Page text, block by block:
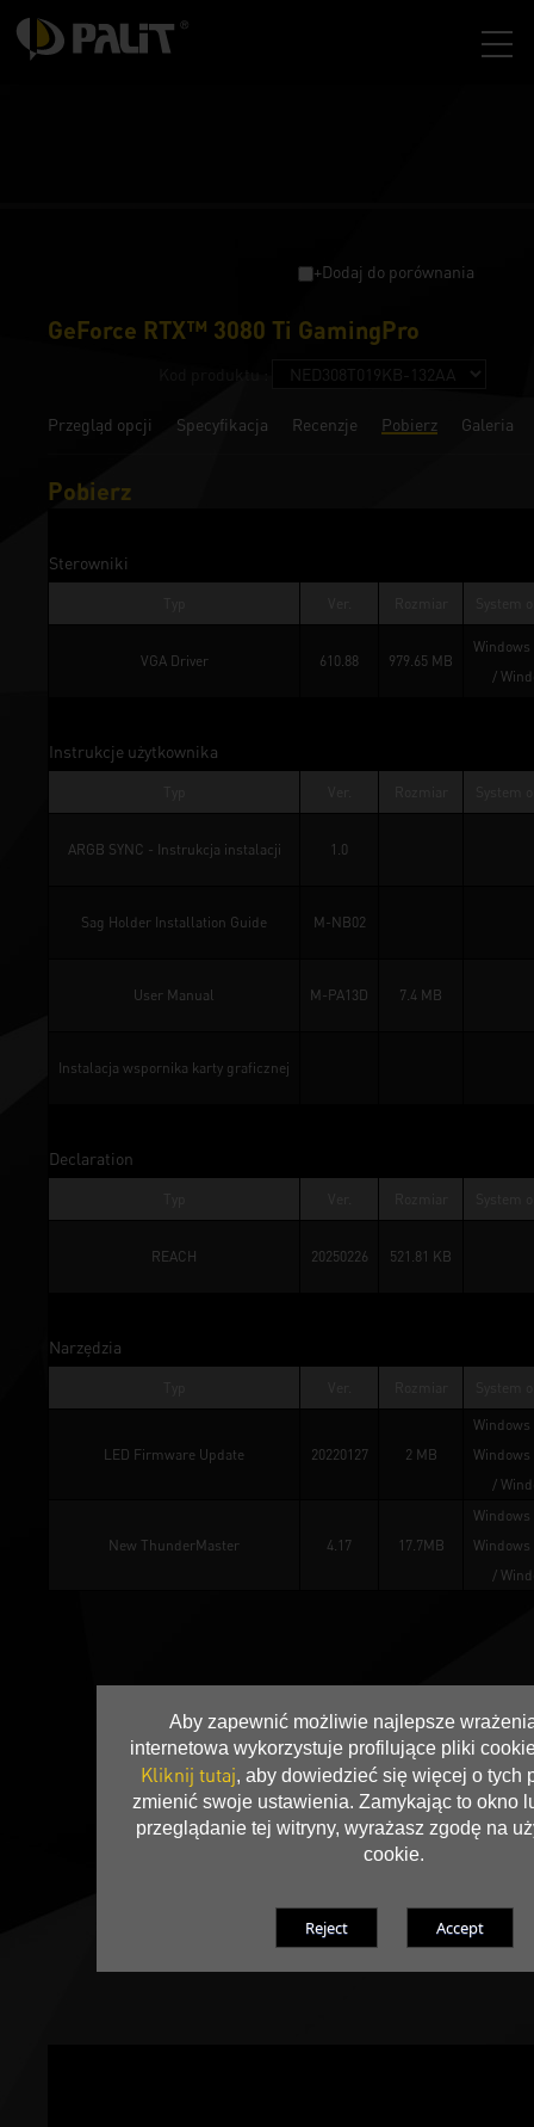
Aby zapewnić możliwie najlepsze
internetowa wykorzystuje profilujące pliki
Kliknij tutaj, aby dowiedzieć się więcej o tych
zmienić swoje ustawienia. Zamykając to okno
przeglądanie tej witryny, wyrażasz zgodę na
cookie.
+Dodaj do porównania
GeForce RTX™ 3080 Ti GamingPro
Przegląd opcji Specyfikacja Recenzje Pobierz Galeria
Pobierz
Sterowniki
VGA Driver 610.88 979.65 MB
Windows
/
Instrukcje użytkownika
ARGB SYNC - Instrukcja instalacji 1.0
Sag Holder Installation Guide M-NB02
User Manual M-PA13D 7.4 MB
Instalacja wspornika karty graficznej
Declaration
REACH 20250226 521.81 KB
Narzędzia
LED Firmware Update 20220127 2 MB
Windows
Windows
/
New ThunderMaster 4.17 17.7MB
Windows
Windows
/